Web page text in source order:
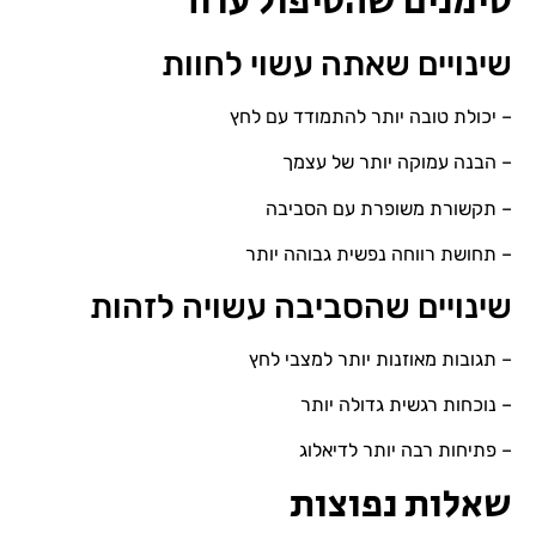
שינויים שאתה עשוי לחוות
– יכולת טובה יותר להתמודד עם לחץ
– הבנה עמוקה יותר של עצמך
– תקשורת משופרת עם הסביבה
– תחושת רווחה נפשית גבוהה יותר
שינויים שהסביבה עשויה לזהות
– תגובות מאוזנות יותר למצבי לחץ
– נוכחות רגשית גדולה יותר
– פתיחות רבה יותר לדיאלוג
שאלות נפוצות